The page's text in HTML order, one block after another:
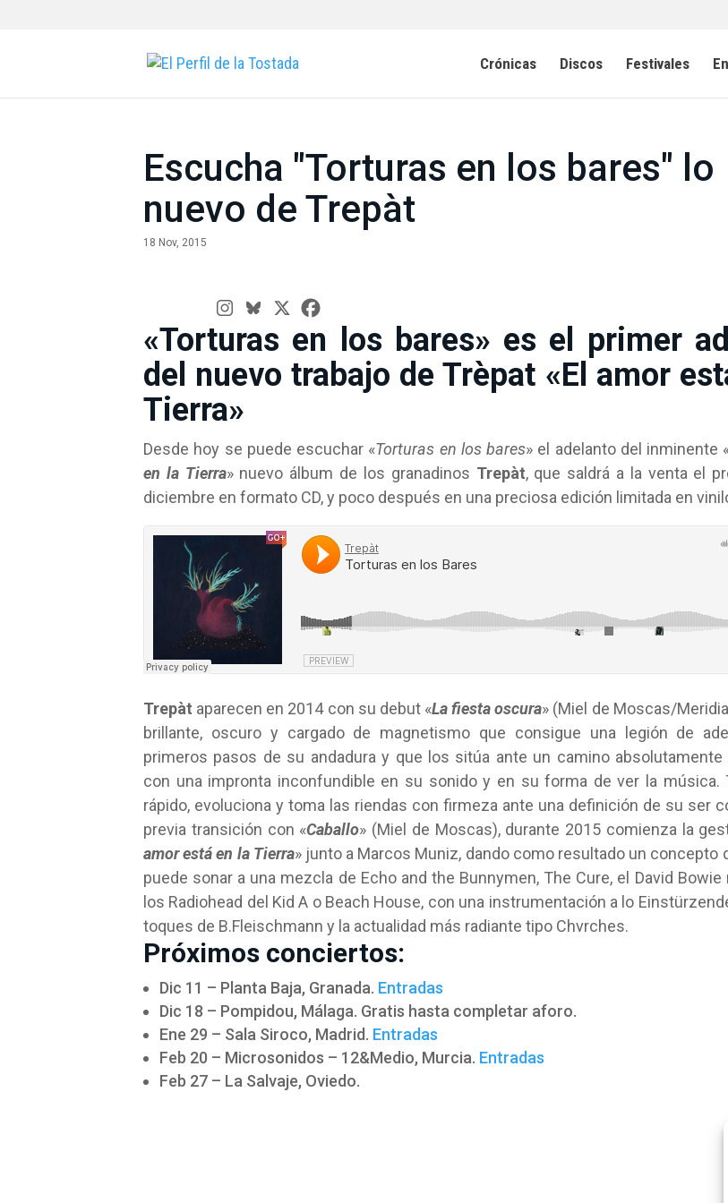
Crónicas Discos Festivales
Escucha "Torturas en los bares" lo
nuevo de Trepàt
18 Nov, 2015
«Torturas en los bares» es el primer
del nuevo trabajo de Trèpat «El amor
Tierra»
Desde hoy se puede escuchar «Torturas en los bares» el adelanto del inminente
en la Tierra» nuevo álbum de los granadinos Trepàt, que saldrá a la venta el
diciembre en formato CD, y poco después en una preciosa edición limitada en
Trepàt aparecen en 2014 con su debut «La fiesta oscura» (Miel de Moscas/
brillante, oscuro y cargado de magnetismo que consigue una legión de
primeros pasos de su andadura y que los sitúa ante un camino absolutamente
con una impronta inconfundible en su sonido y en su forma de ver la música.
rápido, evoluciona y toma las riendas con firmeza ante una definición de su ser
previa transición con «Caballo» (Miel de Moscas), durante 2015 comienza la
amor está en la Tierra» junto a Marcos Muniz, dando como resultado un concepto
puede sonar a una mezcla de Echo and the Bunnymen, The Cure, el David Bowie
los Radiohead del Kid A o Beach House, con una instrumentación a lo
toques de B.Fleischmann y la actualidad más radiante tipo Chvrches.
Próximos conciertos:
Dic 11 – Planta Baja, Granada. Entradas
Dic 18 – Pompidou, Málaga. Gratis hasta completar aforo.
Ene 29 – Sala Siroco, Madrid. Entradas
Feb 20 – Microsonidos – 12&Medio, Murcia. Entradas
Feb 27 – La Salvaje, Oviedo.